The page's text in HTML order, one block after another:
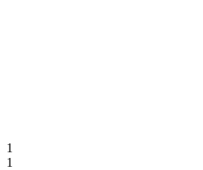
1
1